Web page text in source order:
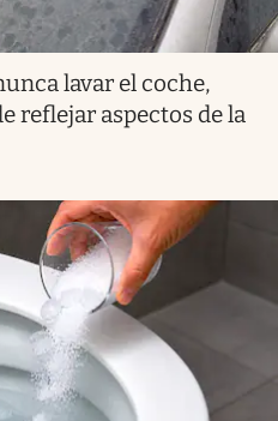
lavar el coche,
reflejar aspectos de la